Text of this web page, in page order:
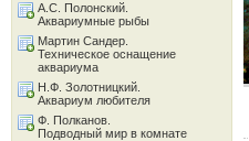
А.С. Полонский.
Аквариумные рыбы
Мартин Сандер.
Техническое оснащение
аквариума
Н.Ф. Золотницкий.
Аквариум любителя
Ф. Полканов.
Подводный мир в комнате